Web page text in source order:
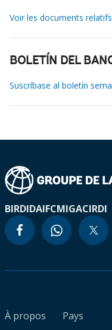
Voir les documents
BOLETÍN DEL
Suscríbase al boletín
BIRDIDAIFCMIGACIRDI
À propos
Pays